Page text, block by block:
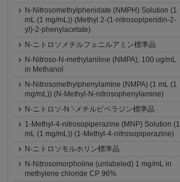
N-Nitrosomethylphenidate (NMPH) Solution (1
mL (1 mg/mL)) (Methyl 2-(1-nitrosopiperidin-2-
yl)-2-phenylacetate)
N-ニトロソメチルフェニルアミン標準品
N-Nitroso-N-methylaniline (NMPA), 100 ug/mL
in Methanol
N-Nitrosomethylphenylamine (NMPA) (1 mL (1
mg/mL)) (N-Methyl-N-nitrosophenylamine)
N-ニトロソ-N '-メチルピペラジン標準品
1-Methyl-4-nitrosopiperazine (MNP) Solution (1
mL (1 mg/mL)) (1-Methyl-4-nitrosopiperazine)
N-ニトロソモルホリン標準品
N-Nitrosomorpholine (unlabeled) 1 mg/mL in
methylene chloride CP 96%